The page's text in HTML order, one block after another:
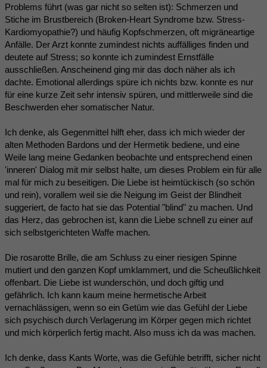
Problems führt (was gar nicht so selten ist): Schmerzen und
Stiche im Brustbereich (Broken-Heart Syndrome bzw. Stress-
Kardiomyopathie?) und häufig Kopfschmerzen, oft migräneartige
Anfälle. Der Arzt konnte zumindest nichts auffälliges finden und
deutete auf Stress; so konnte ich zumindest Ernstfälle
ausschließen. Anscheinend ging mir das doch näher als ich
dachte. Emotional allerdings spüre ich nichts bzw. konnte es nur
für eine kurze Zeit sehr intensiv spüren, und mittlerweile sind die
Beschwerden eher somatischer Natur.
Ich denke, als Gegenmittel hilft eher, dass ich mich wieder der
alten Methoden Bardons und der Hermetik bediene, und eine
Weile lang meine Gedanken beobachte und entsprechend einen
'inneren' Dialog mit mir selbst halte, um dieses Problem ein für alle
mal für mich zu beseitigen. Die Liebe ist heimtückisch (so schön
und rein), vorallem weil sie die Neigung im Geist der Blindheit
suggeriert, de facto hat sie das Potential "blind" zu machen. Und
das Herz, das gebrochen ist, kann die Liebe schnell zu einer auf
sich selbstgerichteten Waffe machen.
Die rosarotte Brille, die am Schluss zu einer riesigen Spinne
mutiert und den ganzen Kopf umklammert, und die Scheußlichkeit
offenbart. Die Liebe ist wunderschön, und doch giftig und
gefährlich. Ich kann kaum meine hermetische Arbeit
vernachlässigen, wenn so ein Getüm wie das Gefühl der Liebe
sich psychisch durch Verlagerung im Körper gegen mich richtet
und mich körperlich fertig macht. Also muss ich da was machen.
Ich denke, dass Kants Worte, was die Gefühle betrifft, sicher nicht